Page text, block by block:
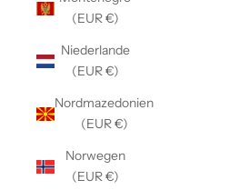
(EUR €)
Niederlande
(EUR €)
Nordmazedonien
(EUR €)
Norwegen
(EUR €)